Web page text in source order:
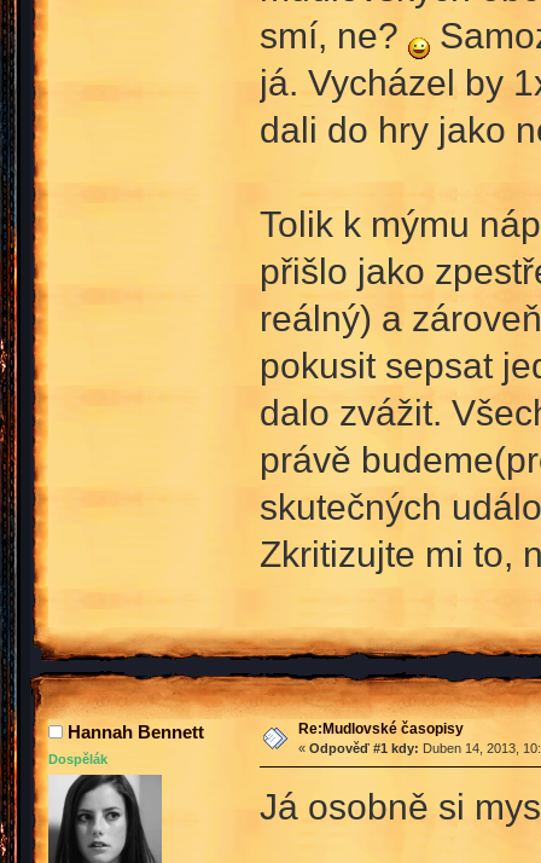
smí, ne?
já. Vycházel by
dali do hry jako
Tolik k mýmu
přišlo jako
reálný) a
pokusit sepsat
dalo zvážit.
právě
skutečných
Zkritizujte mi to,
Hannah Bennett
Dospělák
Re:Mudlovské časopisy
« Odpověď #1 kdy: Duben 14, 2013,
Já osobně si